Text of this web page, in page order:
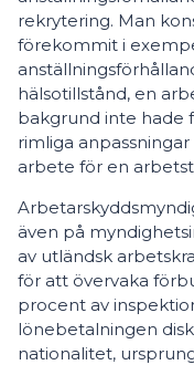
rekrytering. Man
förekommit i
hälsotillstånd, en
bakgrund inte hade
rimliga
arbete för en
även på
av utländsk
för att övervaka
procent av
lönebetalningen
nationalitet,